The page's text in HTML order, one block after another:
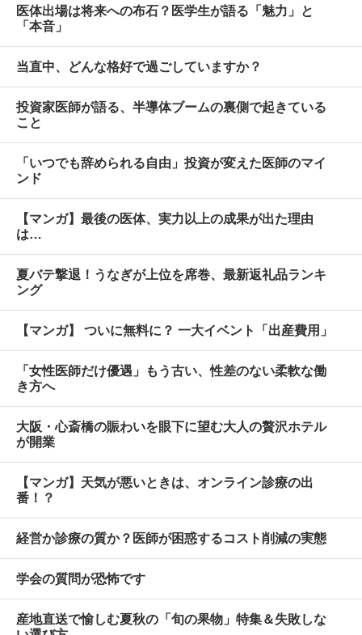
医体出場は将来への布石？医学生が語る「魅力」と
「本音」
当直中、どんな格好で過ごしていますか？
投資家医師が語る、半導体ブームの裏側で起きている
こと
「いつでも辞められる自由」投資が変えた医師のマイ
ンド
【マンガ】最後の医体、実力以上の成果が出た理由
は…
夏バテ撃退！うなぎが上位を席巻、最新返礼品ランキ
ング
【マンガ】 ついに無料に？ 一大イベント「出産費用」
「女性医師だけ優遇」もう古い、性差のない柔軟な働
き方へ
大阪・心斎橋の賑わいを眼下に望む大人の贅沢ホテル
が開業
【マンガ】天気が悪いときは、オンライン診療の出
番！？
経営か診療の質か？医師が困惑するコスト削減の実態
学会の質問が恐怖です
産地直送で愉しむ夏秋の「旬の果物」特集＆失敗しな